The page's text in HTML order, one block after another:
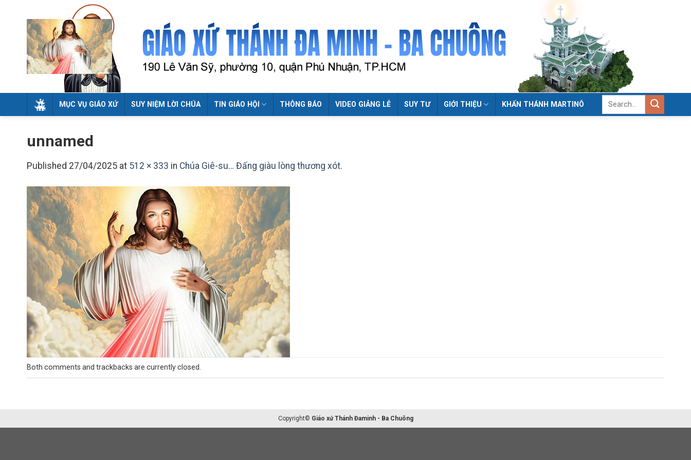
content
MỤC VỤ GIÁO XỨ SUY NIỆM LỜI CHÚA TIN GIÁO HỘI THÔNG BÁO VIDEO GIẢNG LỄ SUY TƯ GIỚI THIỆU KHẤN THÁNH MARTINÔ
unnamed
Published 27/04/2025 at 512 × 333 in Chúa Giê-su… Đấng giàu lòng thương xót.
Both comments and trackbacks are currently closed.
Copyright© Giáo xứ Thánh Đaminh - Ba Chuông